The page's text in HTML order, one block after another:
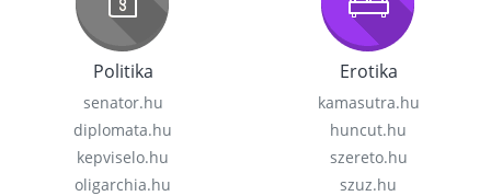
Politika
senator.hu
diplomata.hu
kepviselo.hu
oligarchia.hu
Erotika
kamasutra.hu
huncut.hu
szereto.hu
szuz.hu